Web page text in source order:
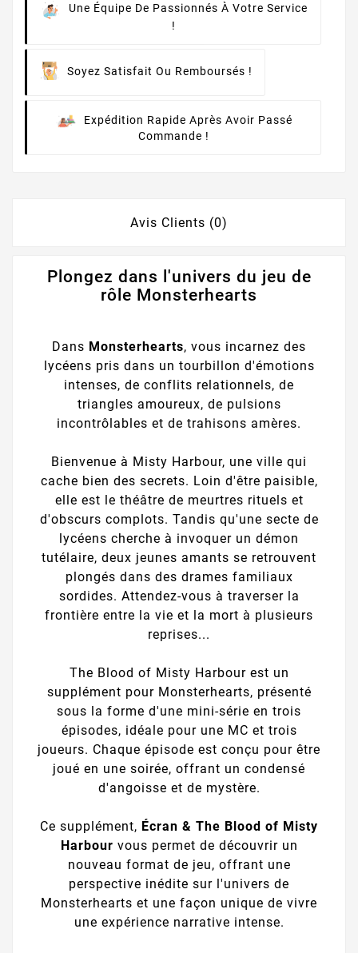
Une Équipe De Passionnés À Votre Service
!
Soyez Satisfait Ou Remboursés !
Expédition Rapide Après Avoir Passé
Commande !
Avis Clients (0)
Plongez dans l'univers du jeu de
rôle Monsterhearts
Dans Monsterhearts, vous incarnez des
lycéens pris dans un tourbillon d'émotions
intenses, de conflits relationnels, de
triangles amoureux, de pulsions
incontrôlables et de trahisons amères.
Bienvenue à Misty Harbour, une ville qui
cache bien des secrets. Loin d'être paisible,
elle est le théâtre de meurtres rituels et
d'obscurs complots. Tandis qu'une secte de
lycéens cherche à invoquer un démon
tutélaire, deux jeunes amants se retrouvent
plongés dans des drames familiaux
sordides. Attendez-vous à traverser la
frontière entre la vie et la mort à plusieurs
reprises...
The Blood of Misty Harbour est un
supplément pour Monsterhearts, présenté
sous la forme d'une mini-série en trois
épisodes, idéale pour une MC et trois
joueurs. Chaque épisode est conçu pour être
joué en une soirée, offrant un condensé
d'angoisse et de mystère.
Ce supplément, Écran & The Blood of Misty
Harbour vous permet de découvrir un
nouveau format de jeu, offrant une
perspective inédite sur l'univers de
Monsterhearts et une façon unique de vivre
une expérience narrative intense.